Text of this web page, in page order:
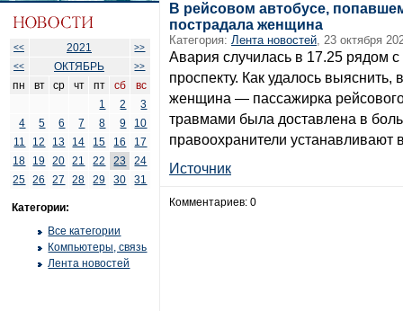
<< 2021
>>
<<
ОКТЯБРЬ >>
пн вт ср чт пт сб
вс
1
2
3
4
5 6 7 8 9
10
11
12 13 14 15 16
17
18
19 20 21 22 23
24
25
26 27 28 29 30 31
Категории:
Все категории
Компьютеры, связь
Лента новостей
В рейсовом автобусе,
пострадала женщина
Категория: Лента новостей, 23 октября
Авария случилась в 17.25 рядом
проспекту. Как удалось
женщина — пассажирка
травмами была доставлена в
правоохранители устанавливают
Источник
Комментариев: 0